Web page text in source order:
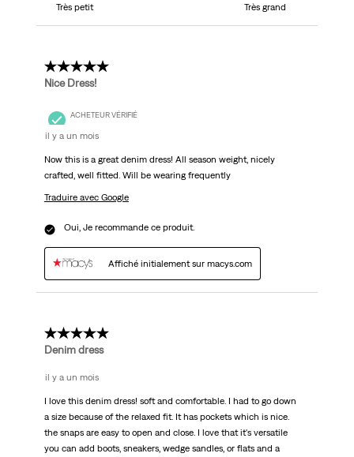
Très petit
Très grand
5 étoile(s) sur 5.
Nice Dress!
ACHETEUR VÉRIFIÉ
il y a un mois
Now this is a great denim dress! All season weight, nicely
crafted, well fitted. Will be wearing frequently
Traduire avec Google
Oui, Je recommande ce produit.
Affiché initialement sur macys.com
5 étoile(s) sur 5.
Denim dress
il y a un mois
I love this denim dress! soft and comfortable. I had to go down
a size because of the relaxed fit. It has pockets which is nice.
the snaps are easy to open and close. I love that it's versatile
you can add boots, sneakers, wedge sandles, or flats and a